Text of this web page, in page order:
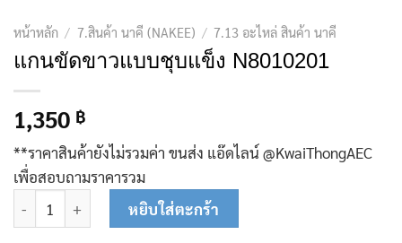
หน้าหลัก / 7.สินค้า นาคี (NAKEE) / 7.13 อะไหล่ สินค้า นาคี
แกนขัดขาวแบบชุบแข็ง N8010201
1,350 ฿
**ราคาสินค้ายังไม่รวมค่า ขนส่ง แอ๊ดไลน์ @KwaiThongAEC
เพื่อสอบถามราคารวม
จำนวน แกนขัดขาวแบบชุบแข็ง N8010201 ชิ้น
หยิบใส่ตะกร้า